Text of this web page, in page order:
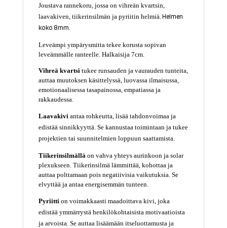
Joustava rannekoru, jossa on vihreän kvartsin,
laavakiven, tiikerinsilmän ja pyriitin helmiä.Helmen
koko 8mm.
Leveämpi ympärysmitta tekee korusta sopivan
leveämmälle ranteelle.Halkaisija 7cm.
Vihreä kvartsi tukee runsauden ja vaurauden tunteita,
auttaa muutoksen käsittelyssä, luovassa ilmaisussa,
emotionaalisessa tasapainossa, empatiassa ja
rakkaudessa.
Laavakivi antaa rohkeutta, lisää tahdonvoimaa ja
edistää sinnikkyyttä. Se kannustaa toimintaan ja tukee
projektien tai suunnitelmien loppuun saattamista.
Tiikerinsilmällä on vahva yhteys aurinkoon ja solar
plexukseen. Tiikerinsilmä lämmittää, kohottaa ja
auttaa polttamaan pois negatiivisia vaikutuksia. Se
elvyttää ja antaa energisemmän tunteen.
Pyriitti on voimakkaasti maadoittava kivi, joka
edistää ymmärrystä henkilökohtaisista motivaatioista
ja arvoista. Se auttaa lisäämään itseluottamusta ja